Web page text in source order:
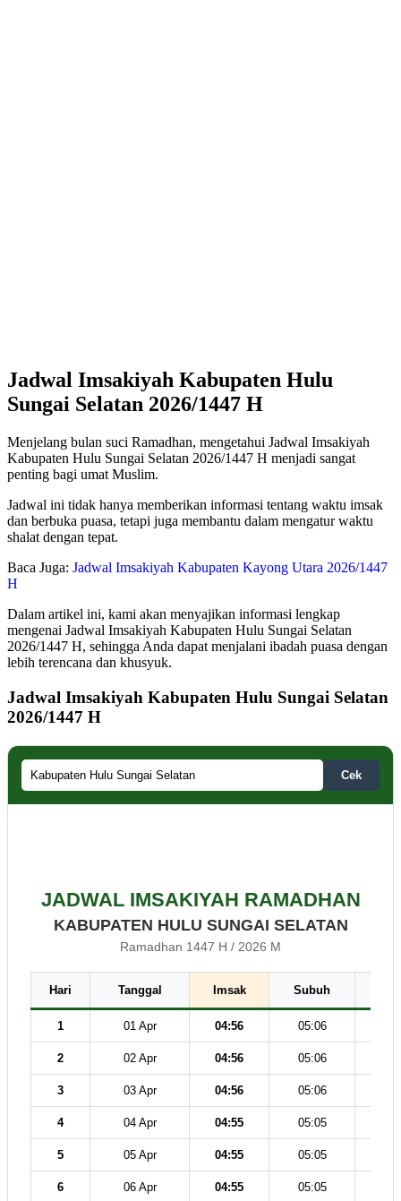
Jadwal Imsakiyah Kabupaten Hulu
Sungai Selatan 2026/1447 H
Menjelang bulan suci Ramadhan, mengetahui Jadwal Imsakiyah
Kabupaten Hulu Sungai Selatan 2026/1447 H menjadi sangat
penting bagi umat Muslim.
Jadwal ini tidak hanya memberikan informasi tentang waktu imsak
dan berbuka puasa, tetapi juga membantu dalam mengatur waktu
shalat dengan tepat.
Baca Juga: Jadwal Imsakiyah Kabupaten Kayong Utara 2026/1447
H
Dalam artikel ini, kami akan menyajikan informasi lengkap
mengenai Jadwal Imsakiyah Kabupaten Hulu Sungai Selatan
2026/1447 H, sehingga Anda dapat menjalani ibadah puasa dengan
lebih terencana dan khusyuk.
Jadwal Imsakiyah Kabupaten Hulu Sungai Selatan
2026/1447 H
Cek
JADWAL IMSAKIYAH RAMADHAN
KABUPATEN HULU SUNGAI SELATAN
Ramadhan 1447 H / 2026 M
Hari Tanggal Imsak Subuh
1 01 Apr 04:56 05:06
2 02 Apr 04:56 05:06
3 03 Apr 04:56 05:06
4 04 Apr 04:55 05:05
5 05 Apr 04:55 05:05
6 06 Apr 04:55 05:05